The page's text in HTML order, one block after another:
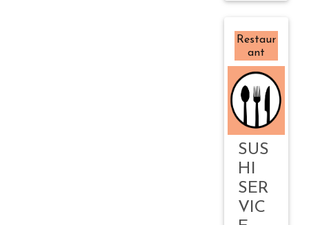
Restaur
ant
SUS
HI
SER
VIC